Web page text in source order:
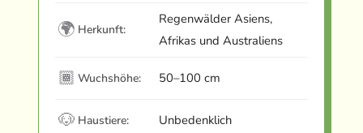
🌍 Herkunft:
Regenwälder Asiens,
Afrikas und Australiens
🏾 Wuchshöhe: 50–100 cm
🐶 Haustiere: Unbedenklich